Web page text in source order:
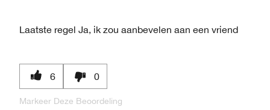
Laatste regel Ja, ik zou aanbevelen aan een vriend
6 0
Markeer Deze Beoordeling